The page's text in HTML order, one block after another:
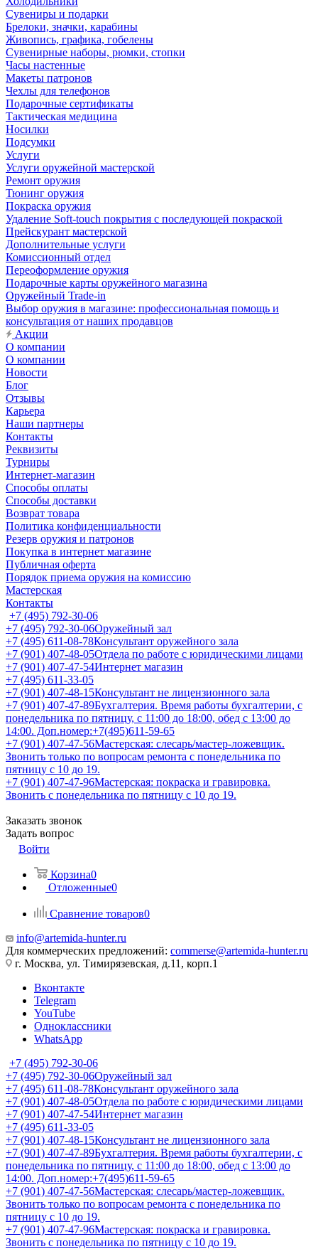
Сувениры и подарки
Брелоки, значки, карабины
Живопись, графика, гобелены
Сувенирные наборы, рюмки, стопки
Часы настенные
Макеты патронов
Чехлы для телефонов
Подарочные сертификаты
Тактическая медицина
Носилки
Подсумки
Услуги
Услуги оружейной мастерской
Ремонт оружия
Тюнинг оружия
Покраска оружия
Удаление Soft-touch покрытия с последующей покраской
Прейскурант мастерской
Дополнительные услуги
Комиссионный отдел
Переоформление оружия
Подарочные карты оружейного магазина
Оружейный Trade-in
Выбор оружия в магазине: профессиональная помощь и
консультация от наших продавцов
Акции
О компании
О компании
Новости
Блог
Отзывы
Карьера
Наши партнеры
Контакты
Реквизиты
Турниры
Интернет-магазин
Способы оплаты
Способы доставки
Возврат товара
Политика конфиденциальности
Резерв оружия и патронов
Покупка в интернет магазине
Публичная оферта
Порядок приема оружия на комиссию
Мастерская
Контакты
+7 (495) 792-30-06
+7 (495) 792-30-06Оружейный зал
+7 (495) 611-08-78Консультант оружейного зала
+7 (901) 407-48-05Отдела по работе с юридическими лицами
+7 (901) 407-47-54Интернет магазин
+7 (495) 611-33-05
+7 (901) 407-48-15Консультант не лицензионного зала
+7 (901) 407-47-89Бухгалтерия. Время работы бухгалтерии, с
понедельника по пятницу, с 11:00 до 18:00, обед с 13:00 до
14:00. Доп.номер:+7(495)611-59-65
+7 (901) 407-47-56Мастерская: слесарь/мастер-ложевщик.
Звонить только по вопросам ремонта с понедельника по
пятницу с 10 до 19.
+7 (901) 407-47-96Мастерская: покраска и гравировка.
Звонить с понедельника по пятницу с 10 до 19.
Заказать звонок
Задать вопрос
Войти
Корзина0
Отложенные0
Сравнение товаров0
info@artemida-hunter.ru
Для коммерческих предложений: commerse@artemida-hunter.ru
г. Москва, ул. Тимирязевская, д.11, корп.1
Вконтакте
Telegram
YouTube
Одноклассники
WhatsApp
+7 (495) 792-30-06
+7 (495) 792-30-06Оружейный зал
+7 (495) 611-08-78Консультант оружейного зала
+7 (901) 407-48-05Отдела по работе с юридическими лицами
+7 (901) 407-47-54Интернет магазин
+7 (495) 611-33-05
+7 (901) 407-48-15Консультант не лицензионного зала
+7 (901) 407-47-89Бухгалтерия. Время работы бухгалтерии, с
понедельника по пятницу, с 11:00 до 18:00, обед с 13:00 до
14:00. Доп.номер:+7(495)611-59-65
+7 (901) 407-47-56Мастерская: слесарь/мастер-ложевщик.
Звонить только по вопросам ремонта с понедельника по
пятницу с 10 до 19.
+7 (901) 407-47-96Мастерская: покраска и гравировка.
Звонить с понедельника по пятницу с 10 до 19.